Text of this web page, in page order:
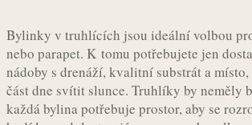
Bylinky v truhlících jsou ideální volbou
nebo parapet. K tomu potřebujete jen
nádoby s drenáží, kvalitní substrát a
část dne svítit slunce. Truhlíky by neměly
každá bylina potřebuje prostor, aby se